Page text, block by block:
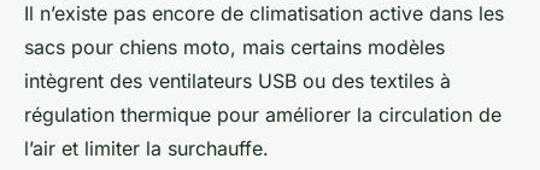
Il n’existe pas encore de climatisation active dans les
sacs pour chiens moto, mais certains modèles
intègrent des ventilateurs USB ou des textiles à
régulation thermique pour améliorer la circulation de
l’air et limiter la surchauffe.